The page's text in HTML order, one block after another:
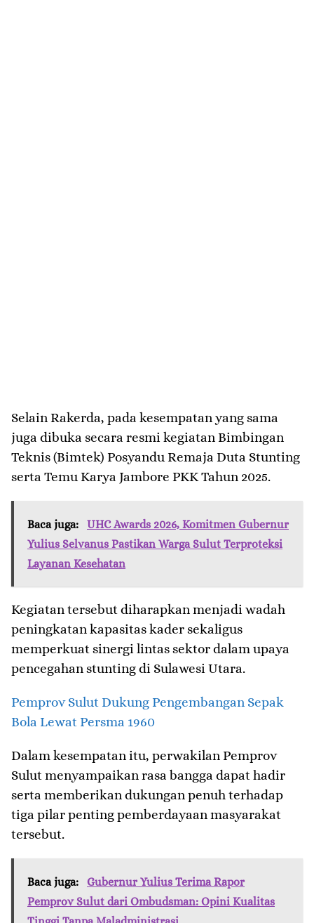
Selain Rakerda, pada kesempatan yang sama
juga dibuka secara resmi kegiatan Bimbingan
Teknis (Bimtek) Posyandu Remaja Duta Stunting
serta Temu Karya Jambore PKK Tahun 2025.
Baca juga:
UHC Awards 2026, Komitmen Gubernur
Yulius Selvanus Pastikan Warga Sulut Terproteksi
Layanan Kesehatan
Kegiatan tersebut diharapkan menjadi wadah
peningkatan kapasitas kader sekaligus
memperkuat sinergi lintas sektor dalam upaya
pencegahan stunting di Sulawesi Utara.
Pemprov Sulut Dukung Pengembangan Sepak
Bola Lewat Persma 1960
Dalam kesempatan itu, perwakilan Pemprov
Sulut menyampaikan rasa bangga dapat hadir
serta memberikan dukungan penuh terhadap
tiga pilar penting pemberdayaan masyarakat
tersebut.
Baca juga:
Gubernur Yulius Terima Rapor
Pemprov Sulut dari Ombudsman: Opini Kualitas